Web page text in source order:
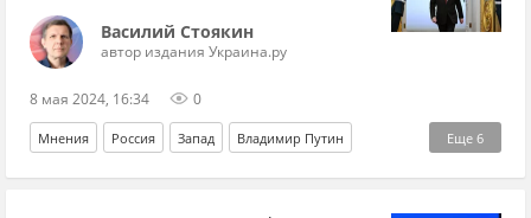
Василий Стоякин
автор издания Украина.ру
8 мая 2024, 16:34 0
Еще 6
Мнения Россия Запад Владимир Путин
выборы программа инаугурация Украина